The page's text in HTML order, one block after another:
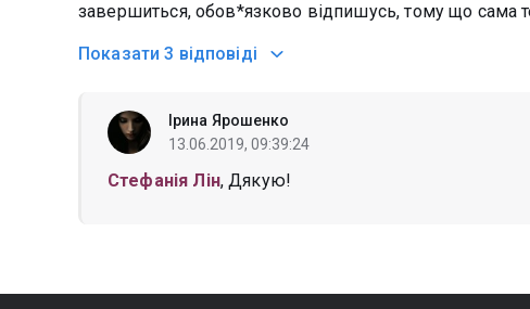
завершиться, обов*язково відпишусь, тому що сама
Показати 3 відповіді
Ірина Ярошенко
13.06.2019, 09:39:24
Стефанія Лін, Дякую!